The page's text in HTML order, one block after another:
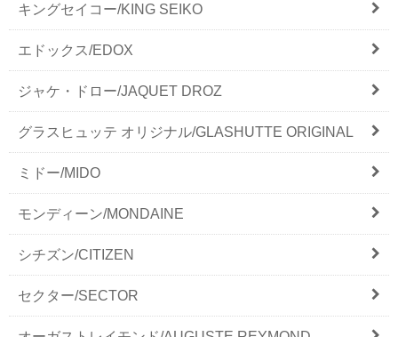
キングセイコー/KING SEIKO
エドックス/EDOX
ジャケ・ドロー/JAQUET DROZ
グラスヒュッテ オリジナル/GLASHUTTE ORIGINAL
ミドー/MIDO
モンディーン/MONDAINE
シチズン/CITIZEN
セクター/SECTOR